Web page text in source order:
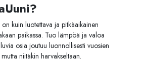
kuin luotettava ja pitkäaikainen
paikassa. Tuo lämpöä ja valoa
osia joutuu luonnollisesti vuosien
niitäkin harvakseltaan.